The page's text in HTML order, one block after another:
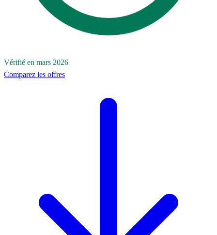
Vérifié en mars 2026
Comparez les offres